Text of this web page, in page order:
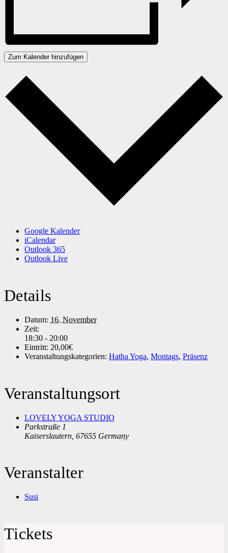
Zum Kalender hinzufügen
Google Kalender
iCalendar
Outlook 365
Outlook Live
Details
Datum: 16. November
Zeit:
18:30 - 20:00
Eintritt: 20,00€
Veranstaltungskategorien: Hatha Yoga, Montags, Präsenz
Veranstaltungsort
LOVELY YOGA STUDIO
Parkstraße 1
Kaiserslautern 67655 Germany
Veranstalter
Susi
Tickets